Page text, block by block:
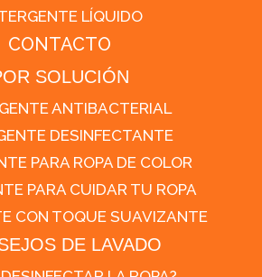
LÍQUIDO
CONTACTO
SOLUCIÓN
ANTIBACTERIAL
DESINFECTANTE
PARA ROPA DE COLOR
PARA CUIDAR TU ROPA
CON TOQUE SUAVIZANTE
DE LAVADO